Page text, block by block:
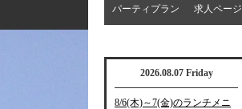
パーティプラン 求人ページ
2026.08.07 Friday
8/6(木)～7(金)のランチメニ